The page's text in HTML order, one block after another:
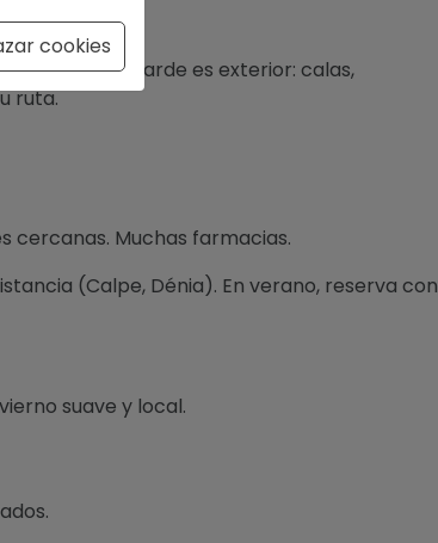
razonables.
tiempos. La tarde es exterior: calas,
ruta.
cercanas. Muchas farmacias.
(Calpe, Dénia). En verano, reserva con
suave y local.
cookies